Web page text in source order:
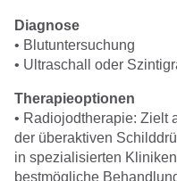
Diagnose
• Blutuntersuchung
• Ultraschall oder
Therapieoptionen
• Radiojodtherapie: Zielt
der überaktiven
in spezialisierten
bestmögliche